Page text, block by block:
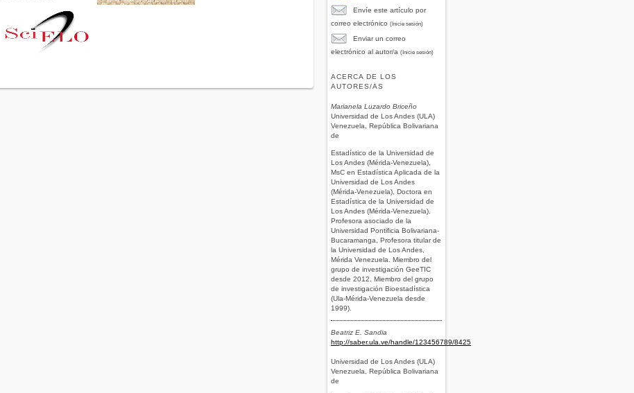
Envíe este artículo por
correo electrónico (Inicie sesión)
Enviar un correo
electrónico al autor/a (Inicie sesión)
ACERCA DE LOS
AUTORES/AS
Marianela Luzardo Briceño
Universidad de Los Andes (ULA)
Venezuela, República Bolivariana
de
Estadístico de la Universidad de
Los Andes (Mérida-Venezuela),
MsC en Estadística Aplicada de la
Universidad de Los Andes
(Mérida-Venezuela), Doctora en
Estadística de la Universidad de
Los Andes (Mérida-Venezuela).
Profesora asociado de la
Universidad Pontificia Bolivariana-
Bucaramanga, Profesora titular de
la Universidad de Los Andes,
Mérida Venezuela. Miembro del
grupo de investigación GeeTIC
desde 2012. Miembro del grupo
de investigación Bioestadística
(Ula-Mérida-Venezuela desde
1999).
Beatriz E. Sandia
http://saber.ula.ve/handle/123456789/8425
Universidad de Los Andes (ULA)
Venezuela, República Bolivariana
de